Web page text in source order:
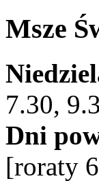
Msze
7.30,
Dni
[roraty